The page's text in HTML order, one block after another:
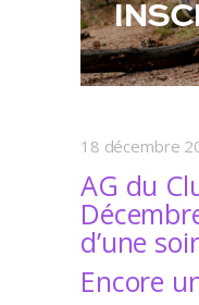
18 décembre
AG du
d’une
Encore